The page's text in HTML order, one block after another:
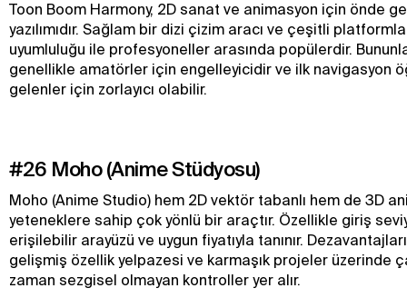
Toon Boom Harmony, 2D sanat ve animasyon için önde
yazılımıdır. Sağlam bir dizi çizim aracı ve çeşitli
uyumluluğu ile profesyoneller arasında popülerdir.
genellikle amatörler için engelleyicidir ve ilk navigasyon
gelenler için zorlayıcı olabilir.
#26 Moho (Anime Stüdyosu)
Moho (Anime Studio) hem 2D vektör tabanlı hem de 3D
yeteneklere sahip çok yönlü bir araçtır. Özellikle giriş
erişilebilir arayüzü ve uygun fiyatıyla tanınır. Dezavantajları
gelişmiş özellik yelpazesi ve karmaşık projeler üzerinde
zaman sezgisel olmayan kontroller yer alır.